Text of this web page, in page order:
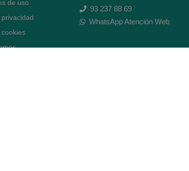
de uso
93 237 88 69
WhatsApp Atención Web